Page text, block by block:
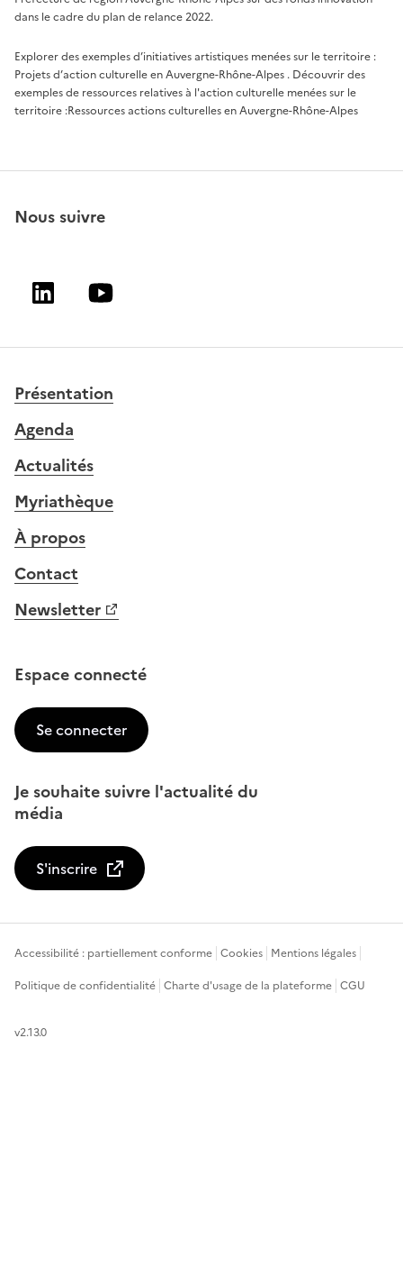
dans le cadre du plan de relance 2022.
Explorer des exemples d’initiatives artistiques menées sur le territoire :
Projets d’action culturelle en Auvergne-Rhône-Alpes . Découvrir des
exemples de ressources relatives à l'action culturelle menées sur le
territoire :Ressources actions culturelles en Auvergne-Rhône-Alpes
Nous suivre
LinkedinYoutube
Présentation
Agenda
Actualités
Myriathèque
À propos
Contact
Newsletter
Espace connecté
Se connecter
Je souhaite suivre l'actualité du
média
S'inscrire
Accessibilité : partiellement conforme Cookies Mentions légales
Politique de confidentialité Charte d'usage de la plateforme CGU
v2.13.0